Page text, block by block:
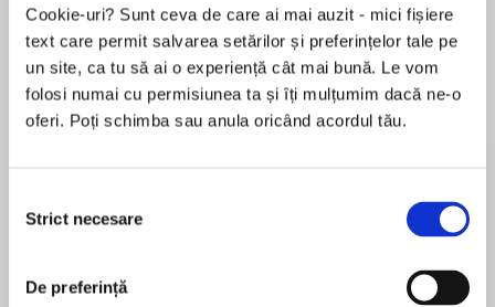
Cookie-uri? Sunt ceva de care ai mai auzit - mici fișiere
text care permit salvarea setărilor și preferințelor tale pe
un site, ca tu să ai o experiență cât mai bună. Le vom
folosi numai cu permisiunea ta și îți mulțumim dacă ne-o
oferi. Poți schimba sau anula oricând acordul tău.
consimțământului
Strict necesare
De preferință
Elita de Argint (Elita
de...
Diavolul se îmbracă de
la...
Migdală
Sohn Won-pyung
together giants of the picture book world – to
create a funny, anarchic and utterly delightful